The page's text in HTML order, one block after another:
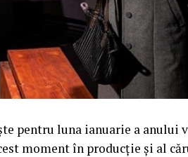
pentru luna ianuarie a anului
moment în producție și al